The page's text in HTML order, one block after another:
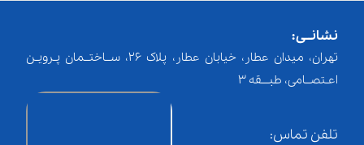
نشانــی:
تهران، میدان عطار، خیابان عطار، پلاک 26، ســاختــمان پـرویـن
اعـتصــامی، طبـــقه 3
تلفن تماس: